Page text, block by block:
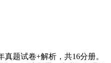
题试卷+解析，共16分册。